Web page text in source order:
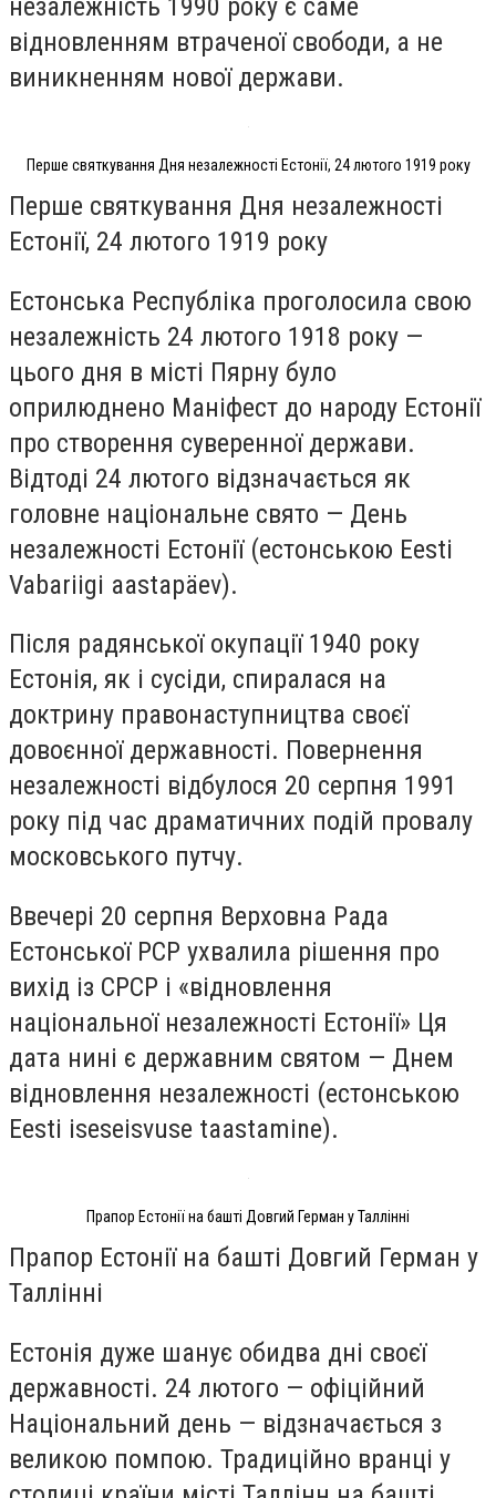
незалежність 1990 року є саме
відновленням втраченої свободи, а не
виникненням нової держави.
Перше святкування Дня незалежності Естонії, 24 лютого 1919 року
Перше святкування Дня незалежності
Естонії, 24 лютого 1919 року
Естонська Республіка проголосила свою
незалежність 24 лютого 1918 року —
цього дня в місті Пярну було
оприлюднено Маніфест до народу Естонії
про створення суверенної держави.
Відтоді 24 лютого відзначається як
головне національне свято — День
незалежності Естонії (естонською Eesti
Vabariigi aastapäev).
Після радянської окупації 1940 року
Естонія, як і сусіди, спиралася на
доктрину правонаступництва своєї
довоєнної державності. Повернення
незалежності відбулося 20 серпня 1991
року під час драматичних подій провалу
московського путчу.
Ввечері 20 серпня Верховна Рада
Естонської РСР ухвалила рішення про
вихід із СРСР і «відновлення
національної незалежності Естонії» Ця
дата нині є державним святом — Днем
відновлення незалежності (естонською
Eesti iseseisvuse taastamine).
Прапор Естонії на башті Довгий Герман у Таллінні
Прапор Естонії на башті Довгий Герман у
Таллінні
Естонія дуже шанує обидва дні своєї
державності. 24 лютого — офіційний
Національний день — відзначається з
великою помпою. Традиційно вранці у